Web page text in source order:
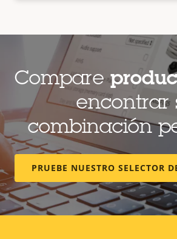
Compare
encontrar
combinación
PRUEBE NUESTRO SELECTOR